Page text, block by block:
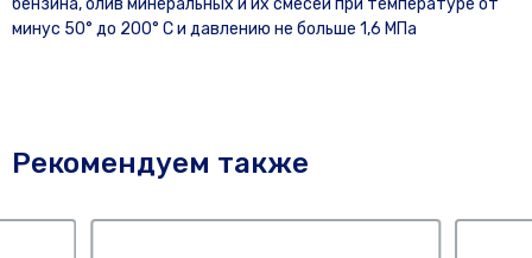
бензина, олив минеральных и их смесей при температуре от
минус 50° до 200° С и давлению не больше 1,6 МПа
Рекомендуем также